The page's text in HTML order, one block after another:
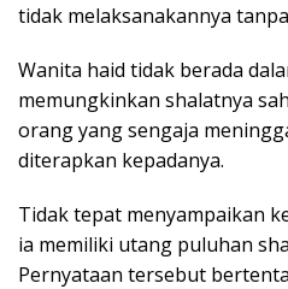
tidak melaksanakannya
Wanita haid tidak berada
memungkinkan shalatnya
orang yang sengaja
diterapkan kepadanya.
Tidak tepat menyampaikan
ia memiliki utang puluhan
Pernyataan tersebut